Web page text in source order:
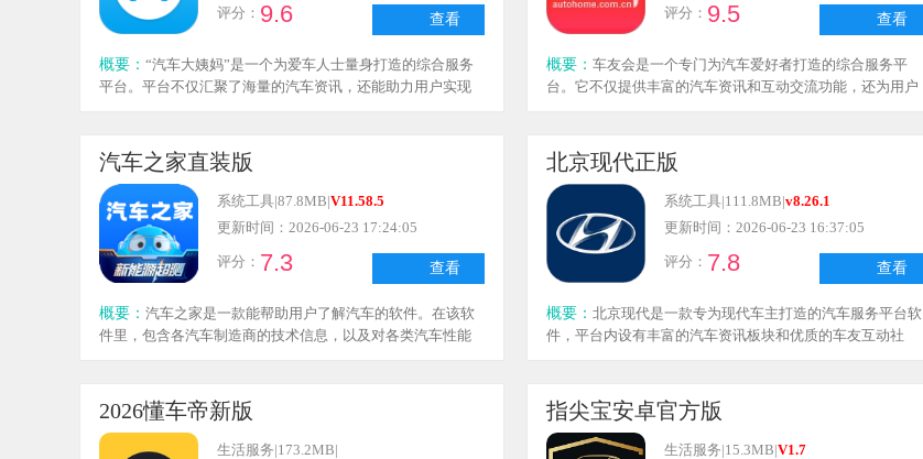
查看
评分： 9.6
概要： “汽车大姨妈”是一个为爱车人士量身打造的综合服务
平台。平台不仅汇聚了海量的汽车资讯，还能助力用户实现
深玩家，都可以在这里找到专属于你的汽车生活乐趣。
查看
评分： 9.5
概要： 车友会是一个专门为汽车爱好者打造的综合服务平
台。它不仅提供丰富的汽车资讯和互动交流功能，还为用户
限魅力。
汽车之家直装版
查看
系统工具|87.8MB|V11.58.5
更新时间：2026-06-23 17:24:05
评分： 7.3
概要： 汽车之家是一款能帮助用户了解汽车的软件。在该软
件里，包含各汽车制造商的技术信息，以及对各类汽车性能
错的选择。
北京现代正版
查看
系统工具|111.8MB|v8.26.1
更新时间：2026-06-23 16:37:05
评分： 7.8
概要： 北京现代是一款专为现代车主打造的汽车服务平台软
件，平台内设有丰富的汽车资讯板块和优质的车友互动社
时查看爱车位置及详细行驶数据，有需要的用户可在本站下
载使用。
2026懂车帝新版
生活服务|173.2MB|
指尖宝安卓官方版
生活服务|15.3MB|V1.7